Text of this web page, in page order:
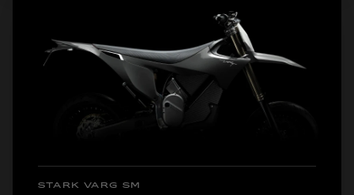
STARK VARG SM